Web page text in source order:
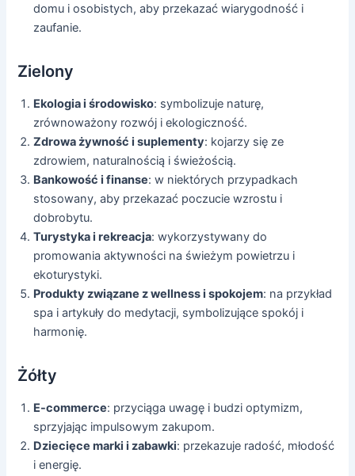
domu i osobistych, aby przekazać wiarygodność i
zaufanie.
Zielony
Ekologia i środowisko: symbolizuje naturę,
zrównoważony rozwój i ekologiczność.
Zdrowa żywność i suplementy: kojarzy się ze
zdrowiem, naturalnością i świeżością.
Bankowość i finanse: w niektórych przypadkach
stosowany, aby przekazać poczucie wzrostu i
dobrobytu.
Turystyka i rekreacja: wykorzystywany do
promowania aktywności na świeżym powietrzu i
ekoturystyki.
Produkty związane z wellness i spokojem: na przykład
spa i artykuły do medytacji, symbolizujące spokój i
harmonię.
Żółty
E-commerce: przyciąga uwagę i budzi optymizm,
sprzyjając impulsowym zakupom.
Dziecięce marki i zabawki: przekazuje radość, młodość
i energię.